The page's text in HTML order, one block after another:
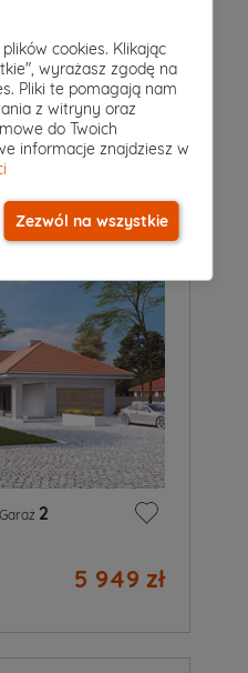
Garaż 2
5 949 zł
Garaż 2
5 949 zł
cookies. Klikając
wyrażasz zgodę na
Pliki te pomagają nam
z witryny oraz
do Twoich
informacje znajdziesz w
Zezwól na wszystkie